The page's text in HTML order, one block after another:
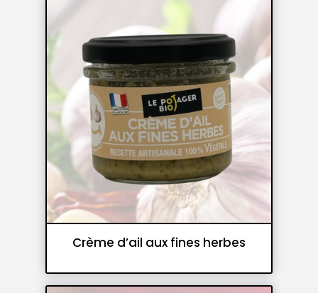
Crème d’ail aux fines herbes
Crèmes de légumes et pesto
Tartinables